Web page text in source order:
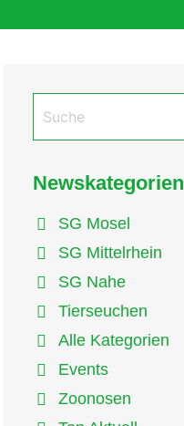
Newskategorien
SG Mosel
SG Mittelrhein
SG Nahe
Tierseuchen
Alle Kategorien
Events
Zoonosen